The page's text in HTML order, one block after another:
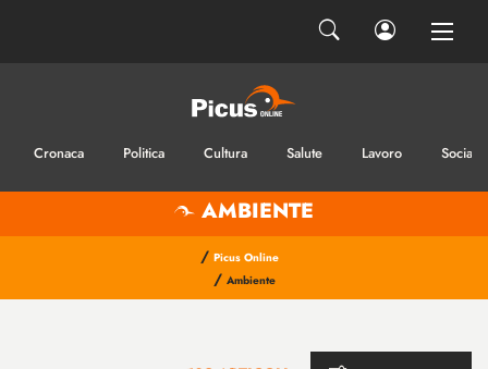
Cronaca Politica Cultura Salute Lavoro Sociale
AMBIENTE
/ Picus Online
/ Ambiente